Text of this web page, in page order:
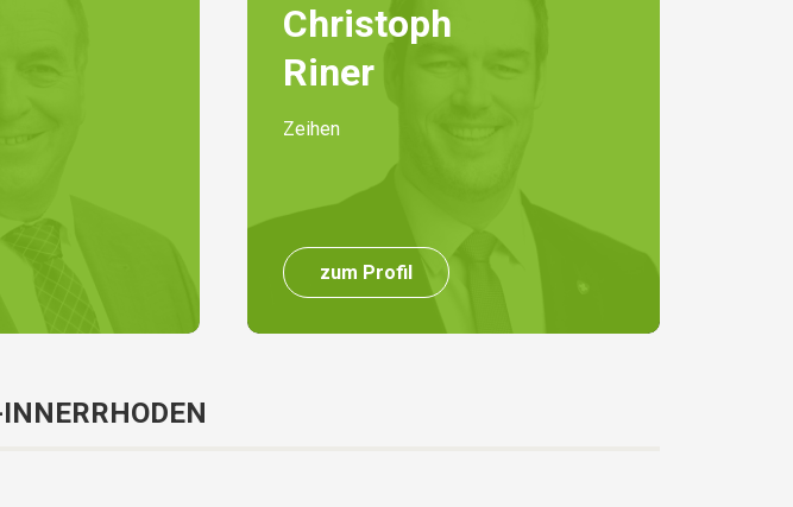
Christoph
Riner
Zeihen
zum Profil